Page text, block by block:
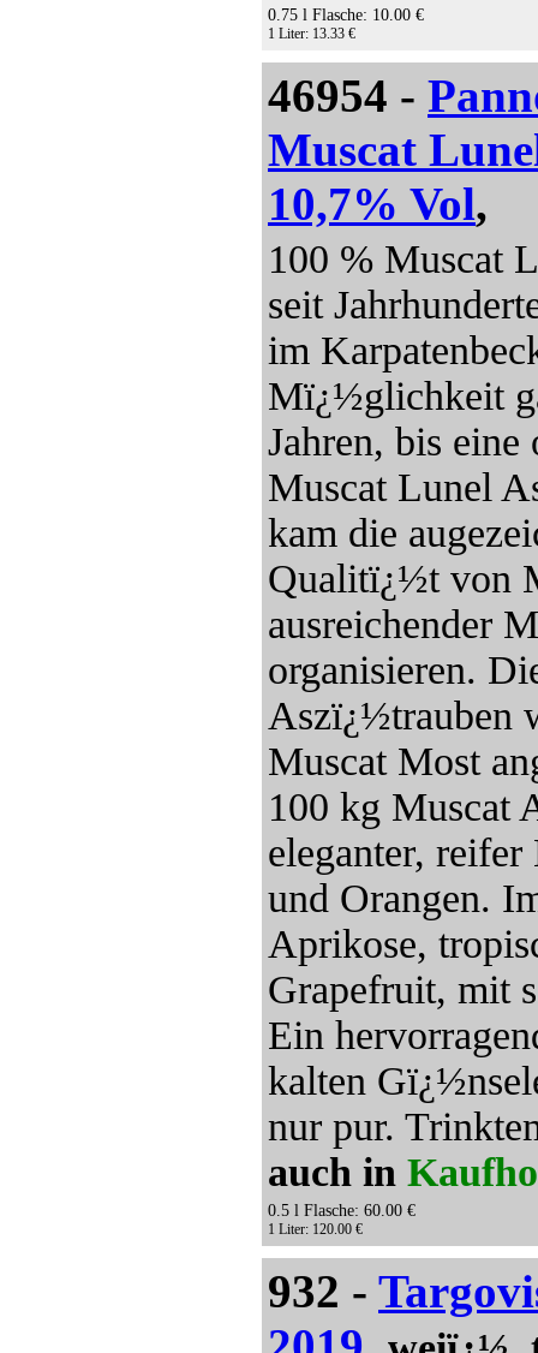
0.75 l Flasche: 10.00 €
1 Liter: 13.33 €
46954 -
Muscat
10,7% Vol,
100 % Muscat
seit
im
Mï¿½glichkeit
Jahren, bis eine
Muscat Lunel
kam die
Qualitï¿½t von
ausreichender
organisieren.
Aszï¿½trauben
Muscat Most
100 kg Muscat
eleganter,
und Orangen.
Aprikose,
Grapefruit, mit
Ein
kalten
nur pur.
auch in
0.5 l Flasche: 60.00 €
1 Liter: 120.00 €
932 -